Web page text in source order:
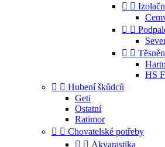
 
 
 
HS
  Hubení škůdců
Geti
Ostatní
Ratimor
  Chovatelské potřeby
  Akvarastika